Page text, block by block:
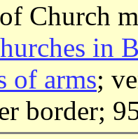
Church
in
of arms;
border;